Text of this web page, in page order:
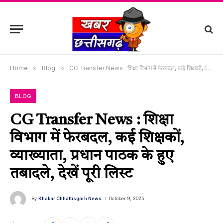
Home » Blog » CG Transfer News : शिक्षा विभाग में फेरबदल, कई शिक्षकों, व्याख्याता, प्रधान पाठक के हुए तबादले, देखें पूरी लिस्ट
BLOG
CG Transfer News : शिक्षा
विभाग में फेरबदल, कई शिक्षकों,
व्याख्याता, प्रधान पाठक के हुए
तबादले, देखें पूरी लिस्ट
By Khabar Chhattisgarh News October 9, 2025